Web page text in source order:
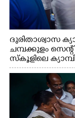
ദുരിതാശ്വാസ
ചമ്പക്കുളം
സ്കൂളിലെ
സെക്രട്ടറി
എടുത്ത്
വകുപ്പ് മന്ത്രി
റെജി